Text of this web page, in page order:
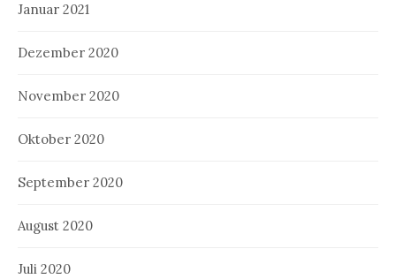
Januar 2021
Dezember 2020
November 2020
Oktober 2020
September 2020
August 2020
Juli 2020